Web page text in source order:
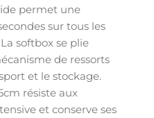
permet une
sur tous les
softbox se plie
de ressorts
et le stockage.
résiste aux
et conserve ses